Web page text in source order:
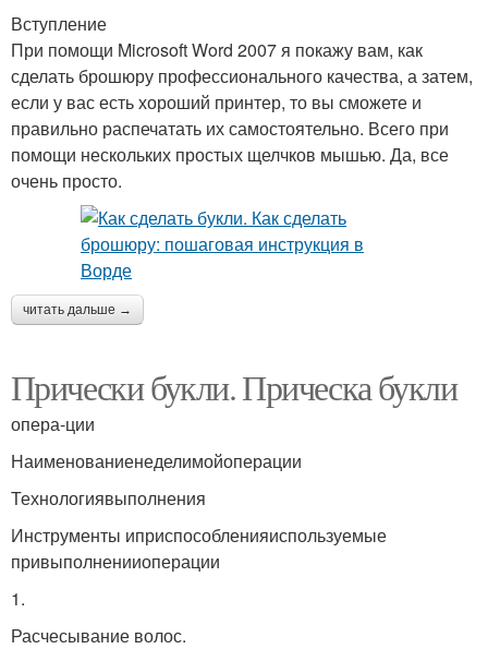
Вступление
При помощи Microsoft Word 2007 я покажу вам, как
сделать брошюру профессионального качества, а затем,
если у вас есть хороший принтер, то вы сможете и
правильно распечатать их самостоятельно. Всего при
помощи нескольких простых щелчков мышью. Да, все
очень просто.
читать дальше →
Прически букли. Прическа букли
опера-ции
Наименованиенеделимойоперации
Технологиявыполнения
Инструменты иприспособленияиспользуемые
привыполненииоперации
1.
Расчесывание волос.